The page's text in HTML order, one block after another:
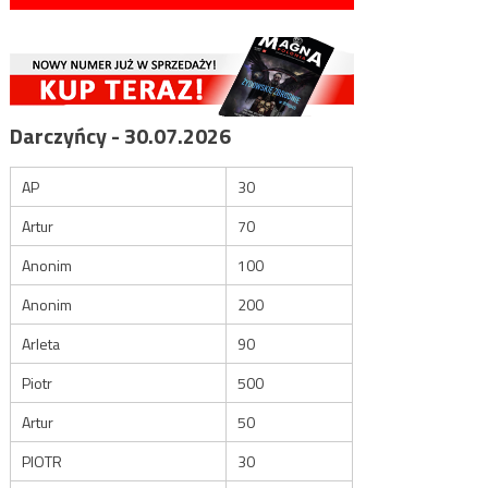
Darczyńcy - 30.07.2026
AP
30
Artur
70
Anonim
100
Anonim
200
Arleta
90
Piotr
500
Artur
50
PIOTR
30